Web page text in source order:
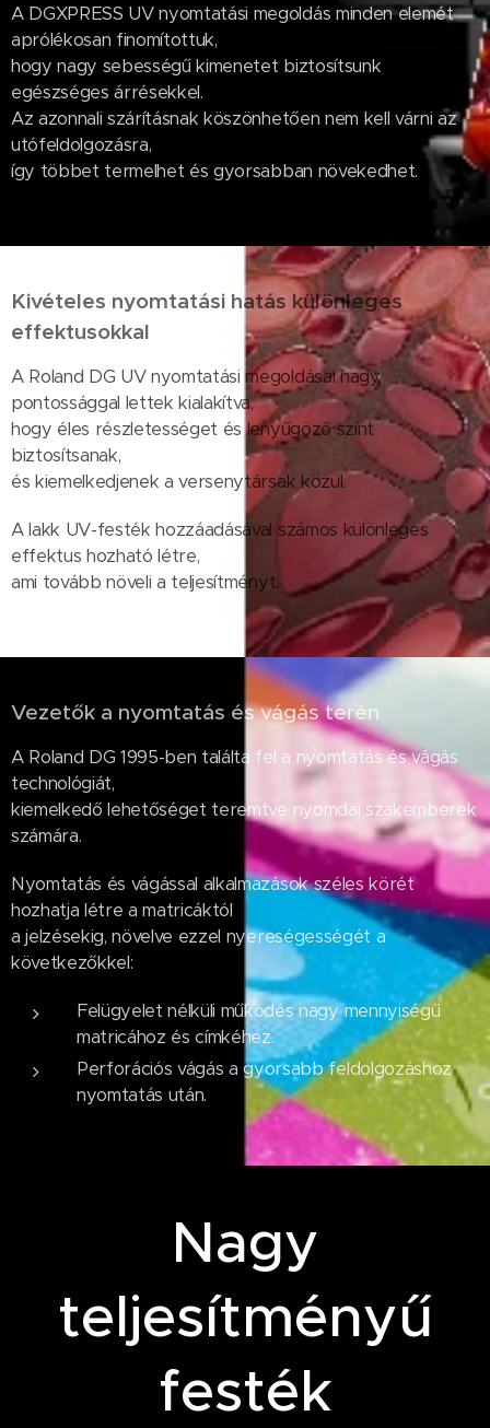
A DGXPRESS UV nyomtatási megoldás minden elemét
aprólékosan finomítottuk,
hogy nagy sebességű kimenetet biztosítsunk
egészséges árrésekkel.
Az azonnali szárításnak köszönhetően nem kell várni az
utófeldolgozásra,
így többet termelhet és gyorsabban növekedhet.
Kivételes nyomtatási hatás különleges
effektusokkal
A Roland DG UV nyomtatási megoldásai nagy
pontossággal lettek kialakítva,
hogy éles részletességet és lenyűgöző színt
biztosítsanak,
és kiemelkedjenek a versenytársak közül.
A lakk UV-festék hozzáadásával számos különleges
effektus hozható létre,
ami tovább növeli a teljesítményt.
Vezetők a nyomtatás és vágás terén
A Roland DG 1995-ben találta fel a nyomtatás és vágás
technológiát,
kiemelkedő lehetőséget teremtve nyomdai szakemberek
számára.
Nyomtatás és vágással alkalmazások széles körét
hozhatja létre a matricáktól
a jelzésekig, növelve ezzel nyereségességét a
következőkkel:
Felügyelet nélküli működés nagy mennyiségű
matricához és címkéhez.
Perforációs vágás a gyorsabb feldolgozáshoz
nyomtatás után.
Nagy
teljesítményű
festék